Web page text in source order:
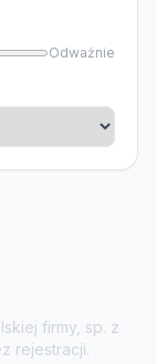
Odważnie
firmy, sp. z
rejestracji.